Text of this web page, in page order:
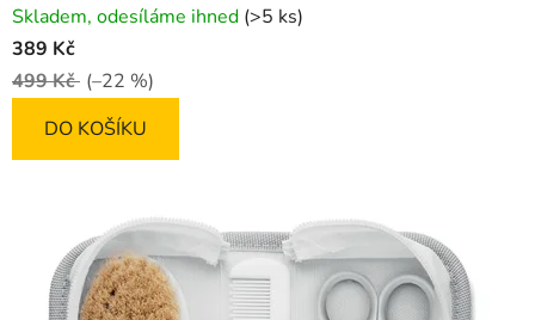
hodnocení
produktu
je
z
Skladem, odesíláme ihned (>5 ks)
389 Kč
499 Kč (–22 %)
DO KOŠÍKU